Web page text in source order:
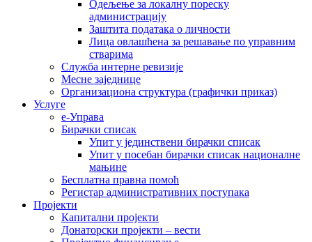
Одељење за локалну пореску
администрацију
Заштита података о личности
Лица овлашћена за решавање по управним
стварима
Служба интерне ревизије
Месне заједнице
Организациона структура (графички приказ)
Услуге
е-Управа
Бирачки списак
Упит у јединствени бирачки списак
Упит у посебан бирачки списак националне
мањине
Бесплатна правна помоћ
Регистар административних поступака
Пројекти
Капитални пројекти
Донаторски пројекти – вести